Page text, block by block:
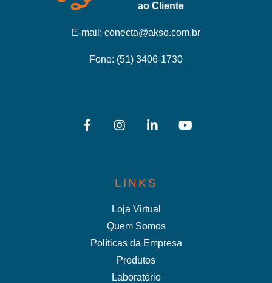
ao Cliente
E-mail: conecta@akso.com.br
Fone: (51) 3406-1730
LINKS
Loja Virtual
Quem Somos
Políticas da Empresa
Produtos
Laboratório